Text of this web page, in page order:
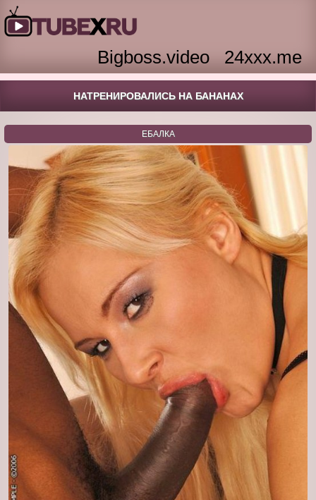
Bigboss.video 24xxx.me
НАТРЕНИРОВАЛИСЬ НА БАНАНАХ
ЕБАЛКА